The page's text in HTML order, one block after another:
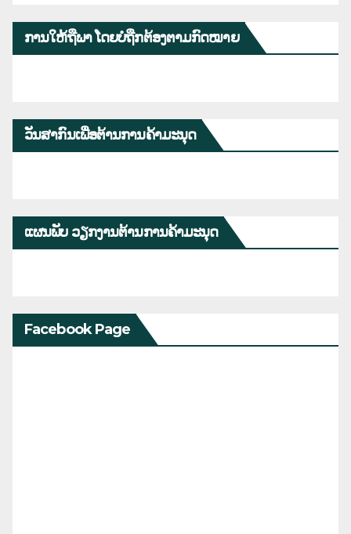
ການໃຫ້ຖືພາ ໂດຍບໍ່ຖືກຕ້ອງຕາມກົດໝາຍ
ວັນສາກົນເພື່ອຕ້ານການຄ້າມະນຸດ
ແຜນພັບ ວຽກງານຕ້ານການຄ້າມະນຸດ
Facebook Page